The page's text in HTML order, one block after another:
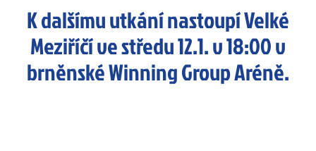
K dalšímu utkání nastoupí Velké
Meziříčí ve středu 12.1. v 18:00 v
brněnské Winning Group Aréně.